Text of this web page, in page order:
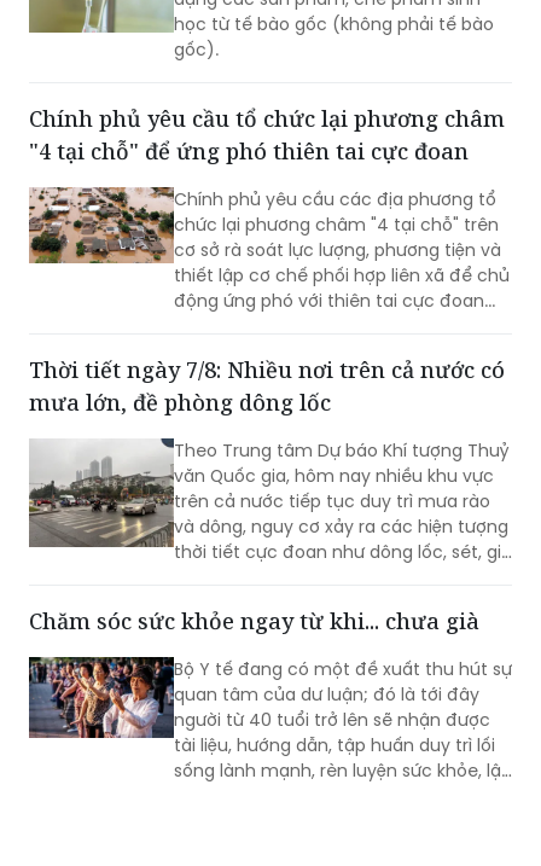
Chính phủ yêu cầu tổ chức lại phương châm
Chính phủ yêu cầu các địa phương tổ
chức lại phương châm "4 tại chỗ" trên
cơ sở rà soát lực lượng, phương tiện và
thiết lập cơ chế phối hợp liên xã để chủ
động ứng phó với thiên tai cực đoan...
Thời tiết ngày 7/8: Nhiều nơi trên cả nước có
Theo Trung tâm Dự báo Khí tượng Thuỷ
văn Quốc gia, hôm nay nhiều khu vực
trên cả nước tiếp tục duy trì mưa rào
và dông, nguy cơ xảy ra các hiện tượng
thời tiết cực đoan như dông lốc, sét, gió
giật mạnh.
Chăm sóc sức khỏe ngay từ khi... chưa già
Bộ Y tế đang có một đề xuất thu hút sự
quan tâm của dư luận; đó là tới đây
người từ 40 tuổi trở lên sẽ nhận được
tài liệu, hướng dẫn, tập huấn duy trì lối
sống lành mạnh, rèn luyện sức khỏe, lập
kế hoạch tài chính, lựa chọn việc làm
phù hợp với tuổi tác.